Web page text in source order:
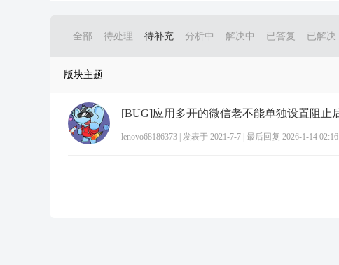
全部 待处理 待补充 分析中 解决中 已答复 已解决
版块主题
lenovo68186373 发表于 2021-7-7 最后回复 2026-1-14 02:16